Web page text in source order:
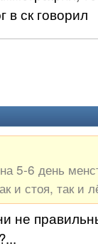
в ск говорил
5-6 день
и стоя, так и
не